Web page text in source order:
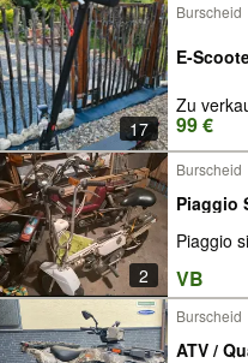
17
Burscheid
E-
Zu
99 €
2
Burscheid
Piaggio
Piaggio
VB
Burscheid
ATV /